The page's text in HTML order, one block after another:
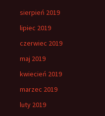
sierpień 2019
lipiec 2019
czerwiec 2019
maj 2019
kwiecień 2019
marzec 2019
luty 2019